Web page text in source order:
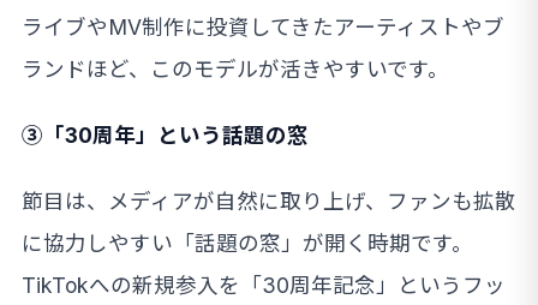
ライブやMV制作に投資してきたアーティストやブ
ランドほど、このモデルが活きやすいです。
③「30周年」という話題の窓
節目は、メディアが自然に取り上げ、ファンも拡散
に協力しやすい「話題の窓」が開く時期です。
TikTokへの新規参入を「30周年記念」というフッ